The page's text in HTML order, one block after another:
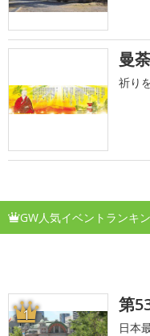
曼
祈り
GW人気イベントランキ
1 第
日本